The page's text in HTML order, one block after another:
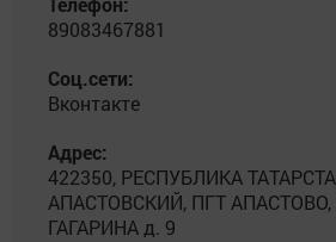
89083467881
Соц.сети:
Вконтакте
Адрес:
422350, РЕСПУБЛИКА
АПАСТОВСКИЙ, ПГТ
ГАГАРИНА д. 9